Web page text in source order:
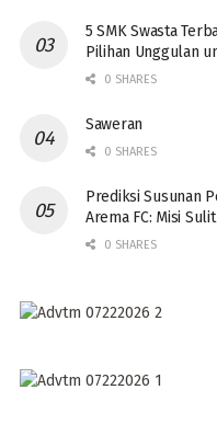
5 SMK Swasta
Pilihan Unggulan
0 SHARES
Saweran
0 SHARES
Prediksi Susunan
Arema FC: Misi
0 SHARES